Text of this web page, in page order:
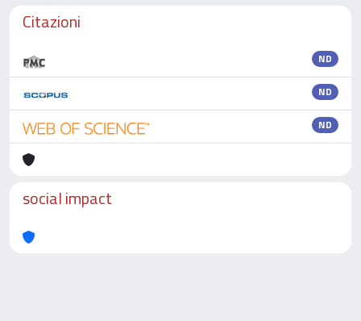
Citazioni
ND
ND
ND
social impact